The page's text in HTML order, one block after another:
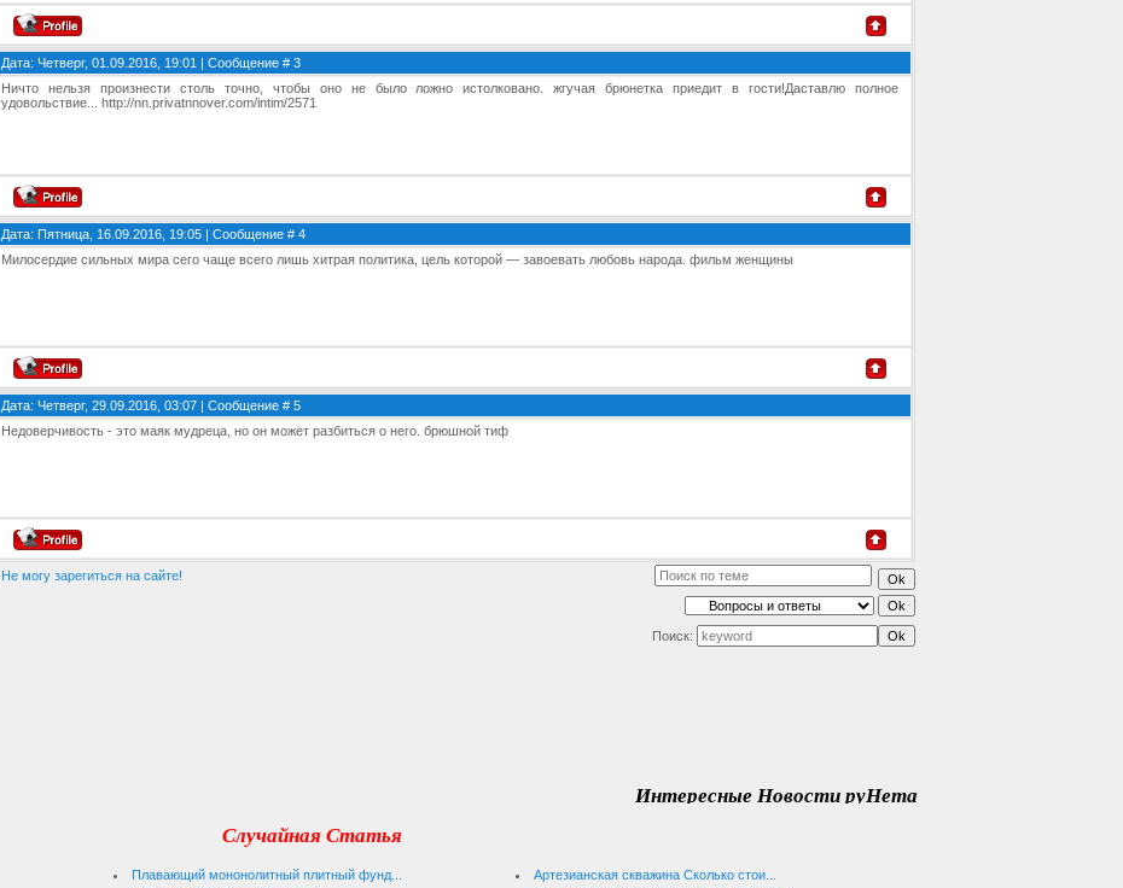
Дата: Четверг, 01.09.2016, 19:01 | Сообщение # 3
Ничто нельзя произнести столь точно, чтобы оно не было ложно истолковано. жгучая брюнетка приедит в гости!Даставлю полное
удовольствие... http://nn.privatnnover.com/intim/2571
Дата: Пятница, 16.09.2016, 19:05 | Сообщение # 4
Милосердие сильных мира сего чаще всего лишь хитрая политика, цель которой — завоевать любовь народа. фильм женщины
Дата: Четверг, 29.09.2016, 03:07 | Сообщение # 5
Недоверчивость - это маяк мудреца, но он может разбиться о него. брюшной тиф
Не могу зарегиться на сайте!
Поиск:
Интересные Новости руНетаЧитать далее...
Случайная Статья
Плавающий мононолитный плитный фунд...
Артезианская скважина Сколько стои...